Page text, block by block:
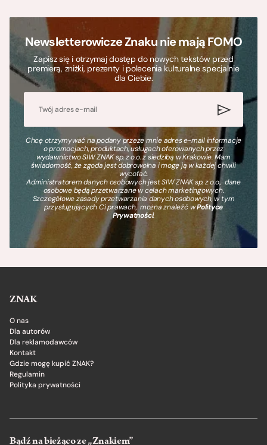
Newsletterowicze Znaku nie mają FOMO
Zapisz się i otrzymaj dostęp do nowych tekstów przed
premierą, zniżki, prezenty i polecenia kulturalne specjalnie
dla Ciebie.
Chcę otrzymywać na podany przeze mnie adres e-mail informacje
o promocjach, produktach, usługach oferowanych przez
wydawnictwo SIW ZNAK sp. z o.o. z siedzibą w Krakowie. Mam
świadomość, że zgoda jest dobrowolna i mogę ją w każdej chwili
wycofać.
Administratorem danych osobowych jest SIW ZNAK sp. z o.o., dane
osobowe będą przetwarzane w celach marketingowych.
Szczegółowe zasady przetwarzania danych osobowych, w tym
przysługujących Ci prawach, można znaleźć wPolityce
Prywatności.
ZNAK
O nas
Dla autorów
Dla reklamodawców
Kontakt
Gdzie mogę kupić ZNAK?
Regulamin
Polityka prywatności
Bądź na bieżąco ze „Znakiem”